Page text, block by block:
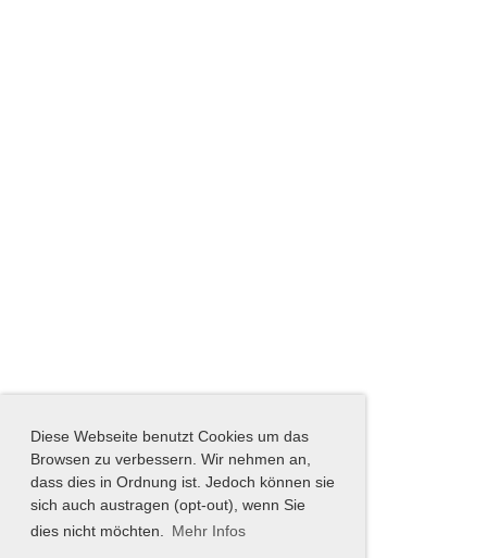
Diese Webseite benutzt Cookies um das
Browsen zu verbessern. Wir nehmen an,
dass dies in Ordnung ist. Jedoch können sie
sich auch austragen (opt-out), wenn Sie
dies nicht möchten.
Mehr Infos